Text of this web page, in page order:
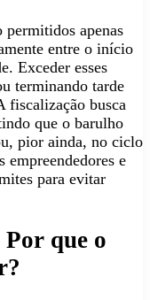
apenas
entre o início
Exceder esses
terminando tarde
fiscalização busca
que o barulho
pior ainda, no ciclo
empreendedores e
para evitar
que o